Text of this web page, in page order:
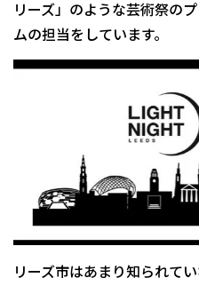
リーズ」のような芸術祭の
ムの担当をしています。
リーズ市はあまり知られて